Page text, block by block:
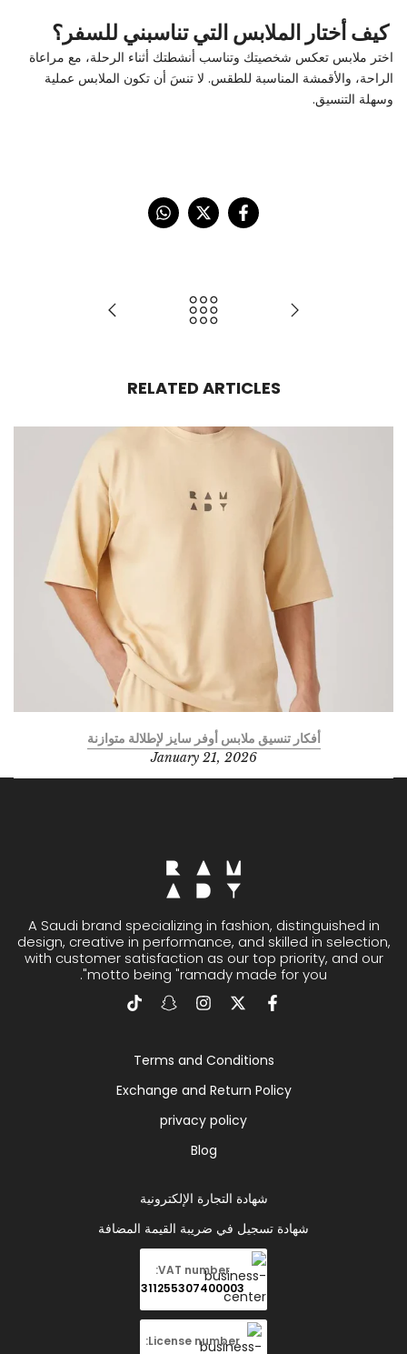
كيف أختار الملابس التي تناسبني للسفر؟
اختر ملابس تعكس شخصيتك وتناسب أنشطتك أثناء الرحلة، مع مراعاة
الراحة، والأقمشة المناسبة للطقس. لا تنسَ أن تكون الملابس عملية
وسهلة التنسيق.
RELATED ARTICLES
أفكار تنسيق ملابس أوفر سايز لإطلالة متوازنة
January 21, 2026
A Saudi brand specializing in fashion, distinguished in
design, creative in performance, and skilled in selection,
with customer satisfaction as our top priority, and our
motto being "ramady made for you".
Terms and Conditions
Exchange and Return Policy
privacy policy
Blog
شهادة التجارة الإلكترونية
شهادة تسجيل في ضريبة القيمة المضافة
VAT number:
311255307400003
License number: